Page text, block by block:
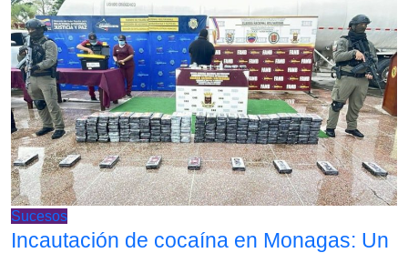
Sucesos
Incautación de cocaína en Monagas: Un